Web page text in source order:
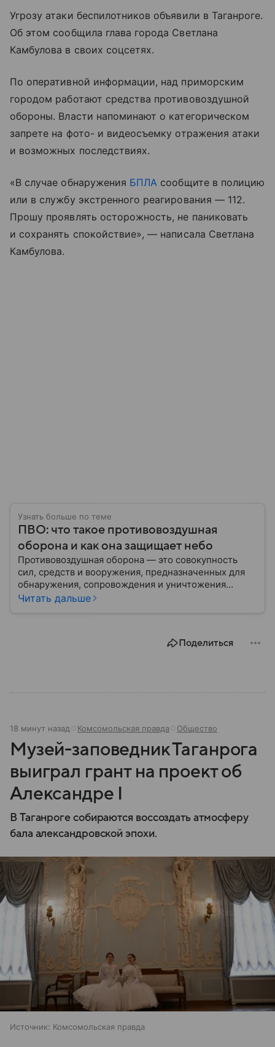
Угрозу атаки беспилотников объявили в Таганроге.
Об этом сообщила глава города Светлана
Камбулова в своих соцсетях.
По оперативной информации, над приморским
городом работают средства противовоздушной
обороны. Власти напоминают о категорическом
запрете на фото- и видеосъемку отражения атаки
и возможных последствиях.
«В случае обнаружения БПЛА сообщите в полицию
или в службу экстренного реагирования — 112.
Прошу проявлять осторожность, не паниковать
и сохранять спокойствие», — написала Светлана
Камбулова.
Узнать больше по теме
ПВО: что такое противовоздушная
оборона и как она защищает небо
Противовоздушная оборона — это совокупность
сил, средств и вооружения, предназначенных для
обнаружения, сопровождения и уничтожения
средств воздушного нападения. Современные
Читать дальше
Поделиться
18 минут назад Комсомольская правда Общество
Музей-заповедник Таганрога
выиграл грант на проект об
Александре I
В Таганроге собираются воссоздать атмосферу
бала александровской эпохи.
Источник: Комсомольская правда